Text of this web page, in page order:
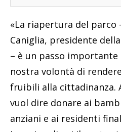
«La riapertura del parco
Caniglia, presidente
– è un passo
nostra volontà di
fruibili alla cittadinanza.
vuol dire donare ai
anziani e ai residenti